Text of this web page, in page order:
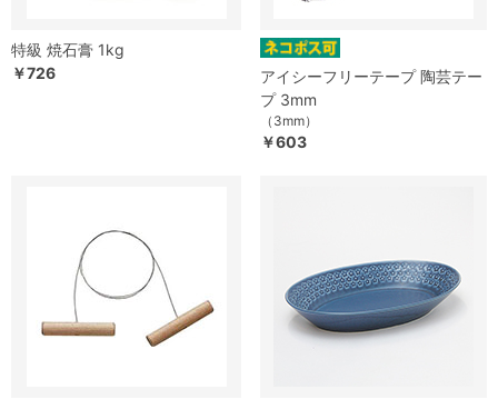
特級 焼石膏 1kg
￥726
アイシーフリーテープ 陶芸テー
プ 3mm
（3mm）
￥603